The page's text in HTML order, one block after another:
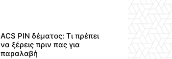
ACS PIN δέματος: Τι πρέπει
να ξέρεις πριν πας για
παραλαβή